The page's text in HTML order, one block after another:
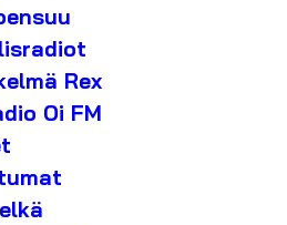
Rex
Oi FM